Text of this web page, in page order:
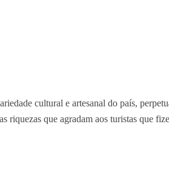
cultural e artesanal do país,
riquezas que agradam aos turistas que